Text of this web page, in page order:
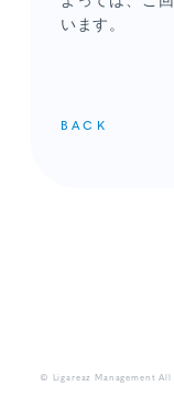
います。
BACK
© Ligareaz Management All